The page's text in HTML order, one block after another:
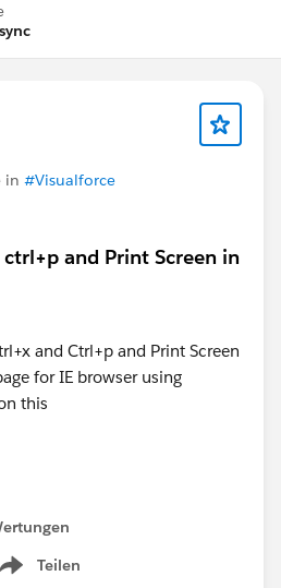
in #Visualforce
and Print Screen in
and Ctrl+p and Print Screen
for IE browser using
this
Teilen
Show menu